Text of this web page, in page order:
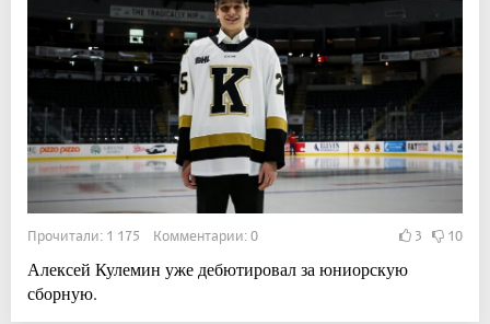
Прочитали: 1 175 Комментарии: 0 3 10
Алексей Кулемин уже дебютировал за юниорскую
сборную.